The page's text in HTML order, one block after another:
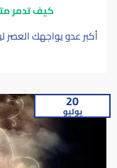
كيف تدمر متلازمة الـ
أكبر عدو يواجهك
20
يوليو